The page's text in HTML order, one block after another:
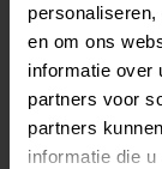
en om ons
informatie over
partners voor
partners
informatie die
Niet